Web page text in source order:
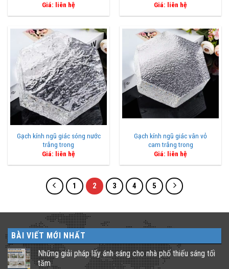
Giá: liên hệ
Giá: liên hệ
Gạch kính ngũ giác sóng nước
trắng trong
Giá: liên hệ
Gạch kính ngũ giác vân vỏ
cam trắng trong
Giá: liên hệ
1 2 3 4 5
BÀI VIẾT MỚI NHẤT
Những giải pháp lấy ánh sáng cho nhà phố thiếu sáng tối
tăm